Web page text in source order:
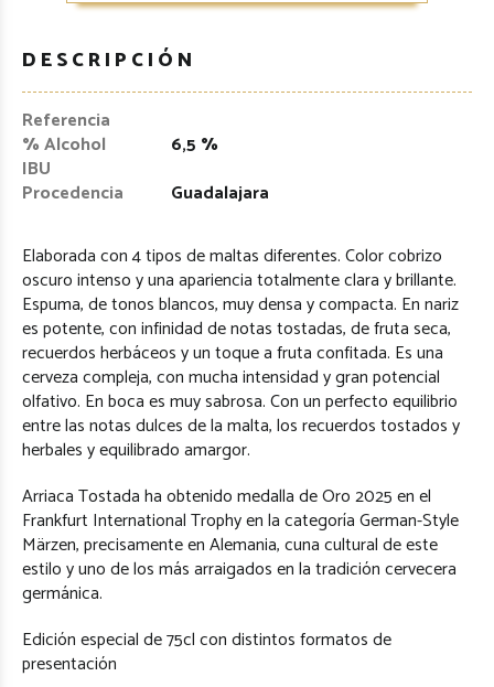
DESCRIPCIÓN
Referencia
% Alcohol
6,5 %
IBU
Procedencia
Guadalajara
Elaborada con 4 tipos de maltas diferentes. Color cobrizo
oscuro intenso y una apariencia totalmente clara y brillante.
Espuma, de tonos blancos, muy densa y compacta. En nariz
es potente, con infinidad de notas tostadas, de fruta seca,
recuerdos herbáceos y un toque a fruta confitada. Es una
cerveza compleja, con mucha intensidad y gran potencial
olfativo. En boca es muy sabrosa. Con un perfecto equilibrio
entre las notas dulces de la malta, los recuerdos tostados y
herbales y equilibrado amargor.
Arriaca Tostada ha obtenido medalla de Oro 2025 en el
Frankfurt International Trophy en la categoría German-Style
Märzen, precisamente en Alemania, cuna cultural de este
estilo y uno de los más arraigados en la tradición cervecera
germánica.
Edición especial de 75cl con distintos formatos de
presentación